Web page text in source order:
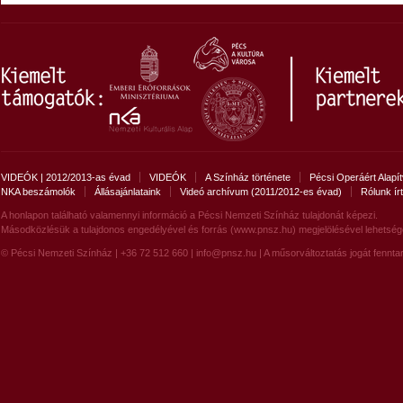
VIDEÓK | 2012/2013-as évad VIDEÓK A Színház története
Pécsi Operáért
NKA beszámolók
Állásajánlataink Videó archívum (2011/2012-es évad) Rólunk
A honlapon található valamennyi információ a Pécsi Nemzeti Színház tulajdonát képezi.
Másodközlésük a tulajdonos engedélyével és forrás (www.pnsz.hu) megjelölésével
© Pécsi Nemzeti Színház | +36 72 512 660 | info@pnsz.hu| A műsorváltoztatás jogát